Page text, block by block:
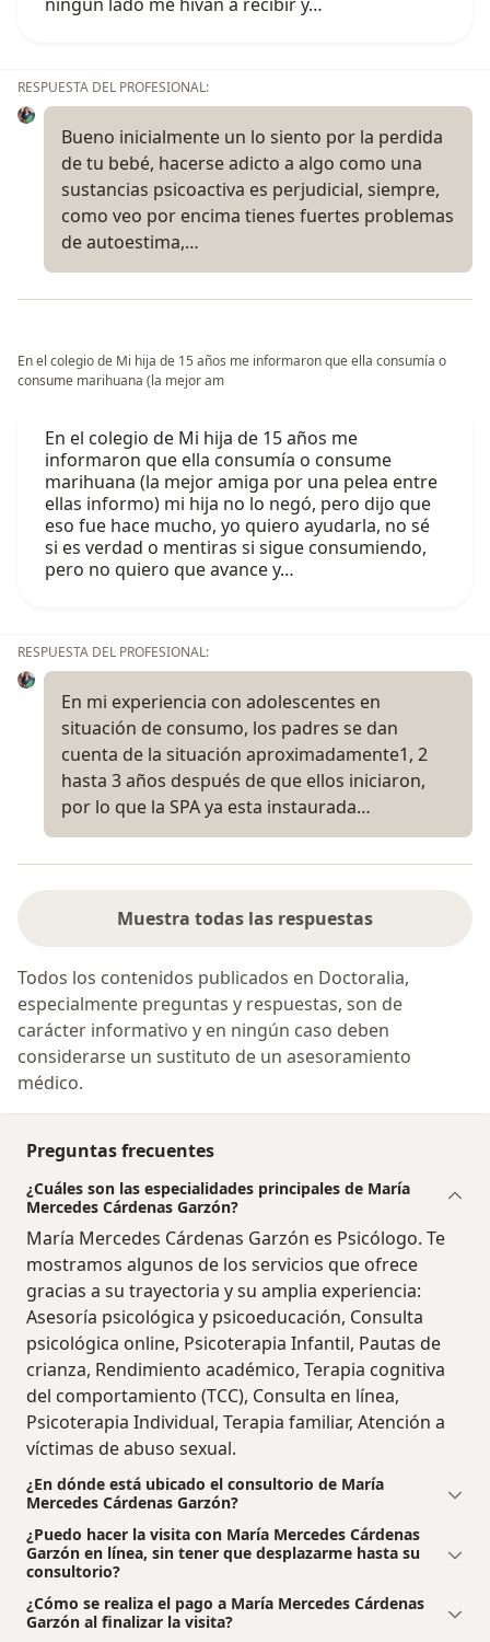
RESPUESTA DEL PROFESIONAL:
Bueno inicialmente un lo siento por la perdida
de tu bebé, hacerse adicto a algo como una
sustancias psicoactiva es perjudicial, siempre,
como veo por encima tienes fuertes problemas
de autoestima,…
En el colegio de Mi hija de 15 años me informaron que ella consumía o
consume marihuana (la mejor am
En el colegio de Mi hija de 15 años me
informaron que ella consumía o consume
marihuana (la mejor amiga por una pelea entre
ellas informo) mi hija no lo negó, pero dijo que
eso fue hace mucho, yo quiero ayudarla, no sé
si es verdad o mentiras si sigue consumiendo,
pero no quiero que avance y…
RESPUESTA DEL PROFESIONAL:
En mi experiencia con adolescentes en
situación de consumo, los padres se dan
cuenta de la situación aproximadamente1, 2
hasta 3 años después de que ellos iniciaron,
por lo que la SPA ya esta instaurada…
Muestra todas las respuestas
Todos los contenidos publicados en Doctoralia,
especialmente preguntas y respuestas, son de
carácter informativo y en ningún caso deben
considerarse un sustituto de un asesoramiento
médico.
Preguntas frecuentes
¿Cuáles son las especialidades principales de María
Mercedes Cárdenas Garzón?
María Mercedes Cárdenas Garzón es Psicólogo. Te
mostramos algunos de los servicios que ofrece
gracias a su trayectoria y su amplia experiencia:
Asesoría psicológica y psicoeducación, Consulta
psicológica online, Psicoterapia Infantil, Pautas de
crianza, Rendimiento académico, Terapia cognitiva
del comportamiento (TCC), Consulta en línea,
Psicoterapia Individual, Terapia familiar, Atención a
víctimas de abuso sexual.
¿En dónde está ubicado el consultorio de María
Mercedes Cárdenas Garzón?
¿Puedo hacer la visita con María Mercedes Cárdenas
Garzón en línea, sin tener que desplazarme hasta su
consultorio?
¿Cómo se realiza el pago a María Mercedes Cárdenas
Garzón al finalizar la visita?